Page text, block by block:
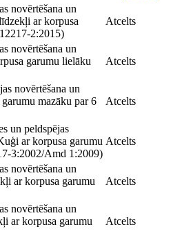
novērtēšana un
ar korpusa
2:2015)
Atcelts
novērtēšana un
garumu lielāku
Atcelts
novērtēšana un
mazāku par 6
Atcelts
un peldspējas
ar korpusa garumu
3:2002/Amd 1:2009)
Atcelts
novērtēšana un
ar korpusa garumu
Atcelts
novērtēšana un
ar korpusa garumu
Atcelts